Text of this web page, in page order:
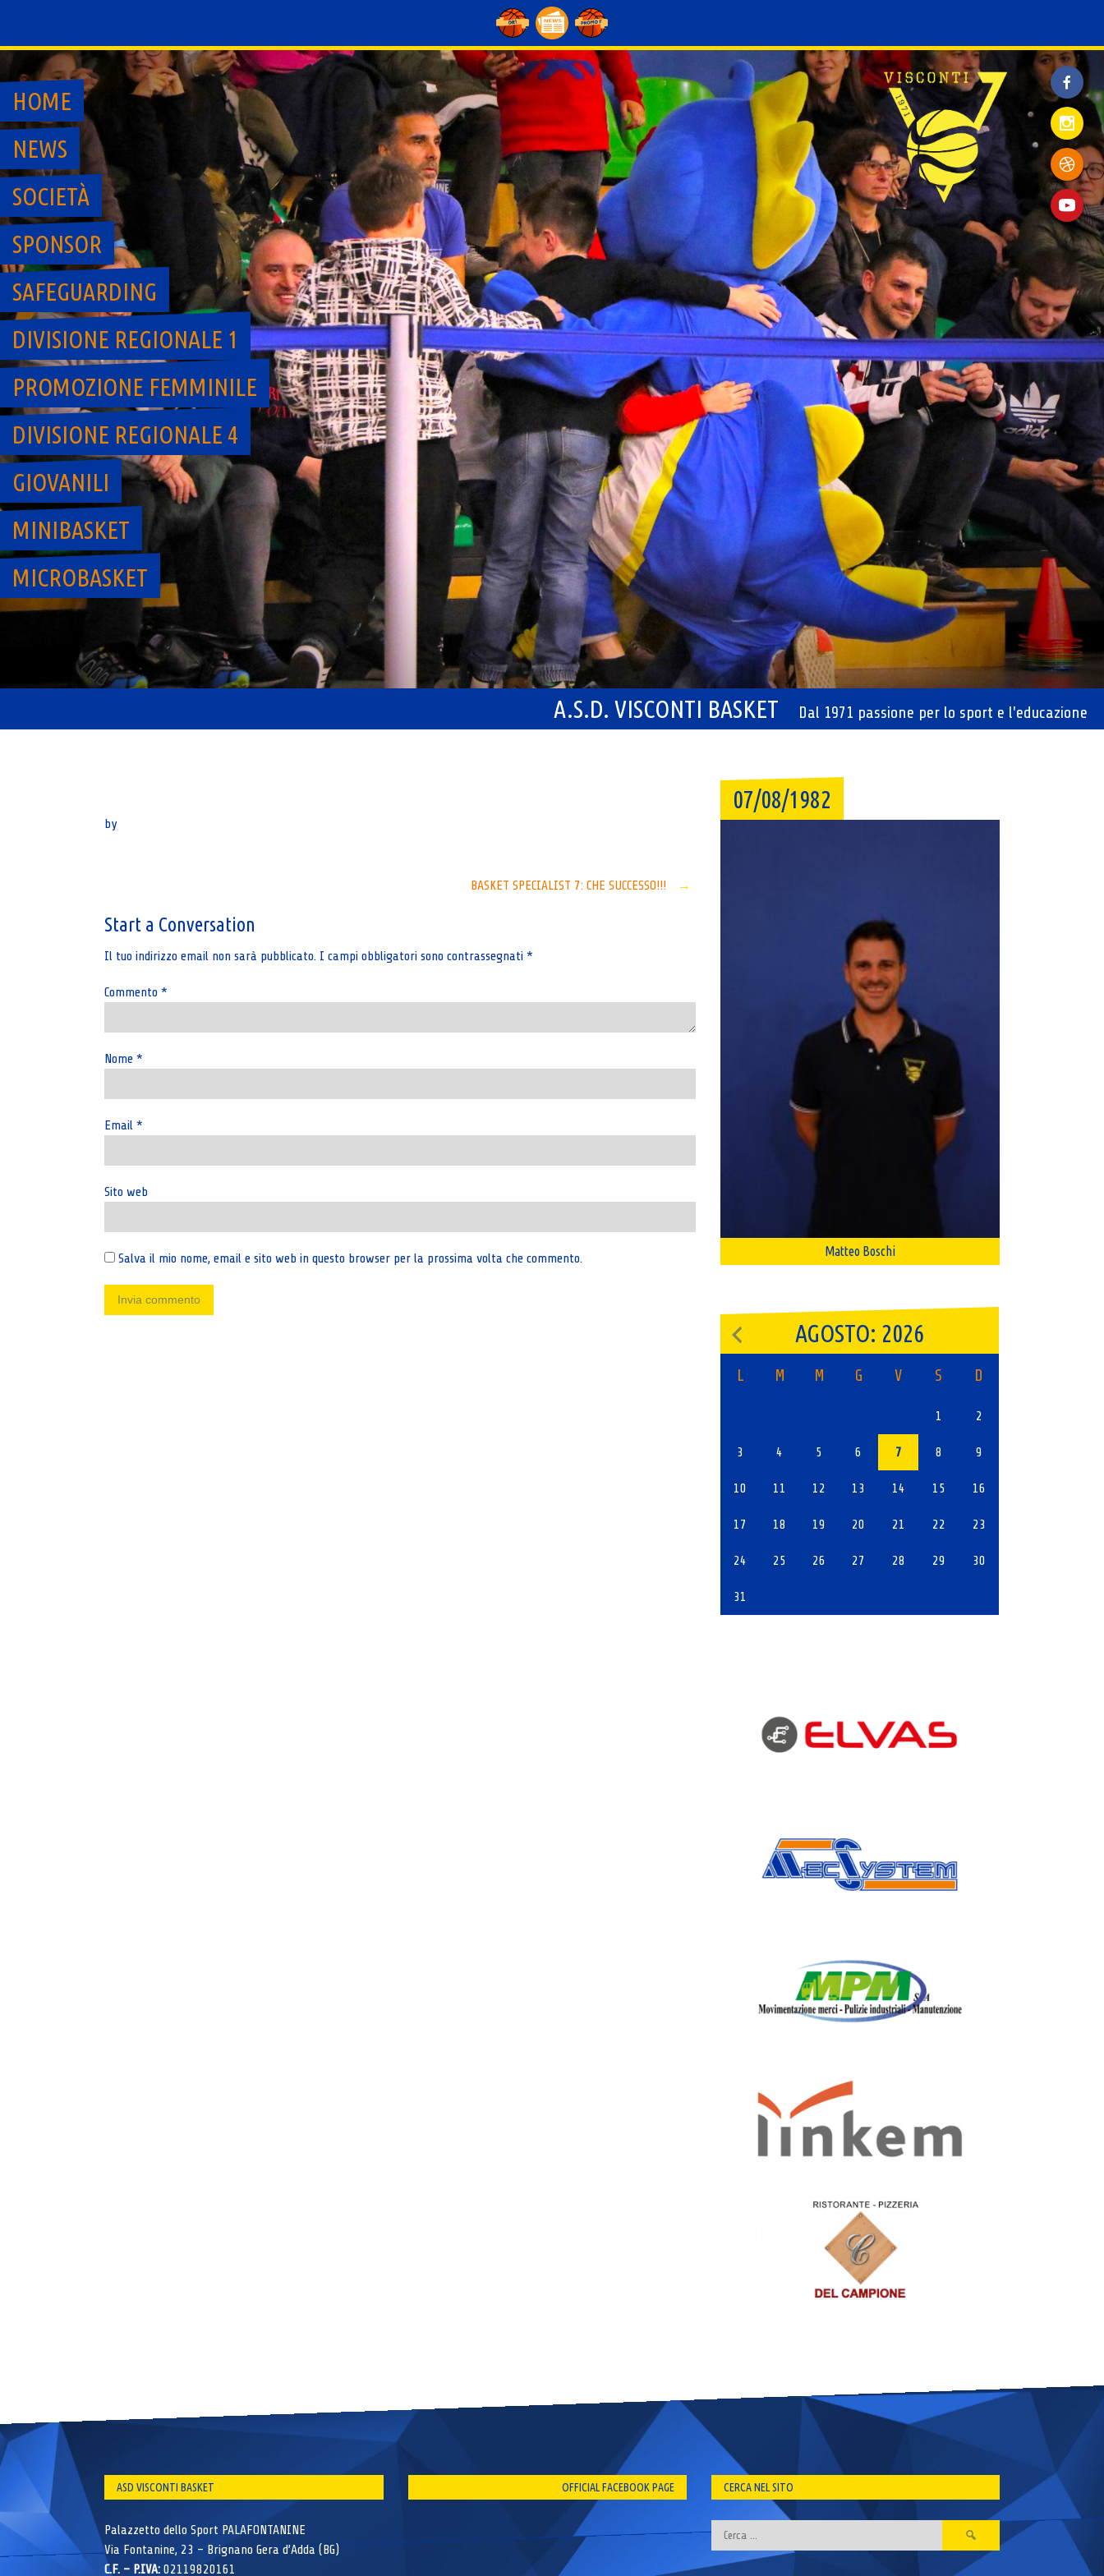
content
A.S.D. VISCONTI BASKET Dal 1971 passione per lo sport e l'educazione
HOME
NEWS
SOCIETÀ
SPONSOR
SAFEGUARDING
DIVISIONE REGIONALE 1
PROMOZIONE FEMMINILE
DIVISIONE REGIONALE 4
GIOVANILI
MINIBASKET
MICROBASKET
by
navigation
BASKET SPECIALIST 7: CHE SUCCESSO!!! →
Start a Conversation
Il tuo indirizzo email non sarà pubblicato. I campi obbligatori sono contrassegnati *
Commento *
Nome *
Email *
Sito web
Salva il mio nome, email e sito web in questo browser per la prossima volta che commento.
07/08/1982
Matteo Boschi
AGOSTO: 2026
L M M G V S D
1 2
3 4 5 6 7 8 9
10 11 12 13 14 15 16
17 18 19 20 21 22 23
24 25 26 27 28 29 30
31
ASD VISCONTI BASKET
Palazzetto dello Sport PALAFONTANINE
Via Fontanine, 23 – Brignano Gera d’Adda (BG)
C.F. – P.IVA: 02119820161
OFFICIAL FACEBOOK PAGE CERCA NEL SITO
Ricerca
per: